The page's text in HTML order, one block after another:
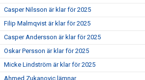
Casper Nilsson är klar för 2025
Filip Malmqvist är klar för 2025
Casper Andersson är klar för 2025
Oskar Persson är klar för 2025
Micke Lindström är klar för 2025
Ahmed Zukanovic lämnar